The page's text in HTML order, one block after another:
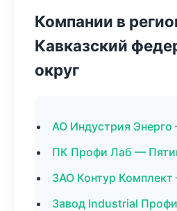
Компании в
Кавказский
округ
АО Индустрия
ПК Профи Лаб —
ЗАО Контур
Завод Industrial